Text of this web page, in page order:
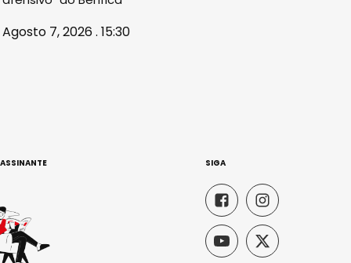
Agosto 7, 2026 . 15:30
SIGA